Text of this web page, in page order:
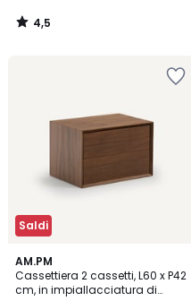
4,5
/
Saldi
AM.PM
Cassettiera 2 cassetti, L60 x P42
cm, in impiallacciatura di